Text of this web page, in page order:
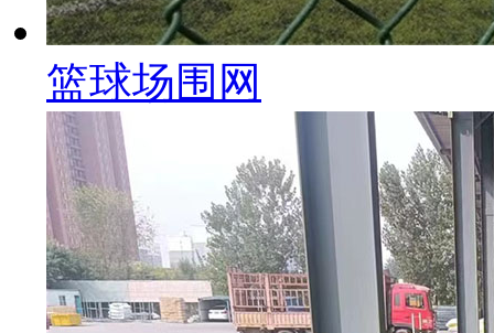
篮球场围网